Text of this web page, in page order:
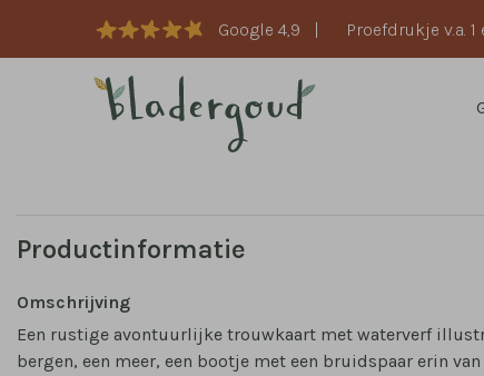
Google 4,9 | Proefdrukje v.a. 1
Productinformatie
Omschrijving
Een rustige avontuurlijke trouwkaart met waterverf
bergen, een meer, een bootje met een bruidspaar erin van